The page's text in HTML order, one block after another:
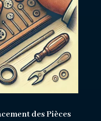
des Pièces